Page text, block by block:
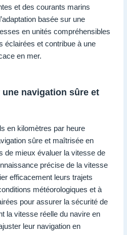
et des courants marins
basée sur une
en unités compréhensibles
éclairées et contribue à une
en mer.
navigation sûre et
en kilomètres par heure
sûre et maîtrisée en
de mieux évaluer la vitesse de
précise de la vitesse
efficacement leurs trajets
météorologiques et à
pour assurer la sécurité de
la vitesse réelle du navire en
leur navigation en